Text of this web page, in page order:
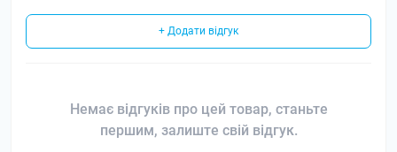
+ Додати відгук
Немає відгуків про цей товар, станьте
першим, залиште свій відгук.